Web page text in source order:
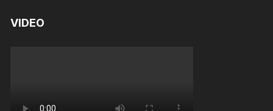
VIDEO